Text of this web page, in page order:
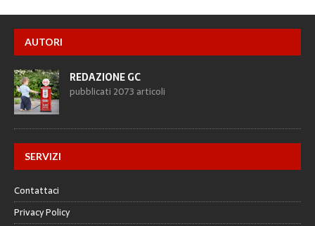
AUTORI
REDAZIONE GC
pubblicati 2073 articoli
SERVIZI
Contattaci
Privacy Policy